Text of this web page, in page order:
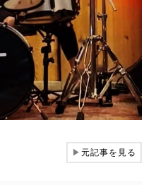
▶元記事を見る